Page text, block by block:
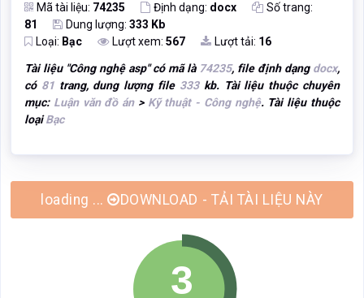
Mã tài liệu: 74235 Định dạng: docx
Số trang:
81
Dung lượng: 333 Kb
Loại: Bạc Lượt xem: 567 Lượt tải: 16
Tài liệu "Công nghệ asp" có mã là 74235, file định dạng docx,
có 81trang, dung lượng file 333kb. Tài liệu thuộc chuyên
mục: Luận văn đồ án> Kỹ thuật - Công nghệ. Tài liệu thuộc
loạiBạc
loading ... DOWNLOAD - TẢI TÀI LIỆU NÀY